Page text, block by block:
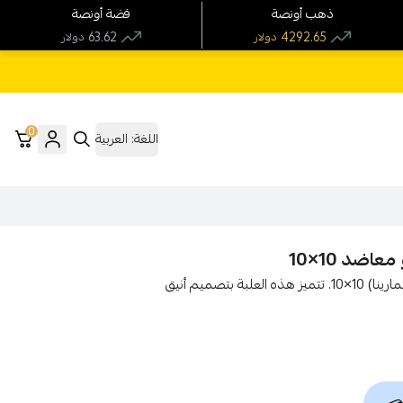
اللغة: العربية 0
10×10
استمتع بتخزين مجوهراتك بأناقة مع علبة اساور فاخرة (فرع المارينا) 10×10. تتميز هذه العلبة بتصميم أنيق
فضة أونصة
دولار 63.62
ذهب أونصة
دولار 4292.65